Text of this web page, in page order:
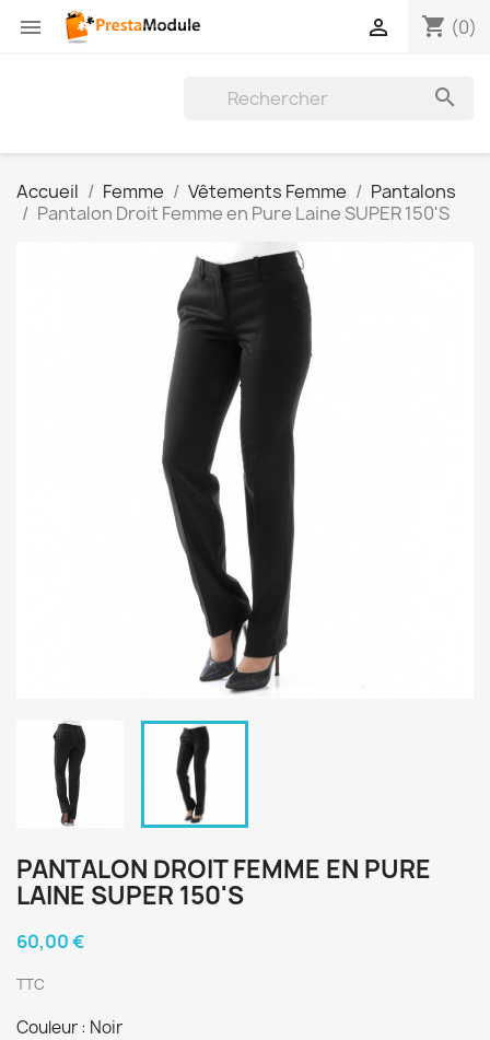
 shopping_cart (0)


Accueil Femme Vêtements Femme
Pantalons
Pantalon Droit Femme en Pure Laine SUPER 150'S
PANTALON DROIT FEMME EN PURE
LAINE SUPER 150'S
60,00 €
TTC
Couleur : Noir